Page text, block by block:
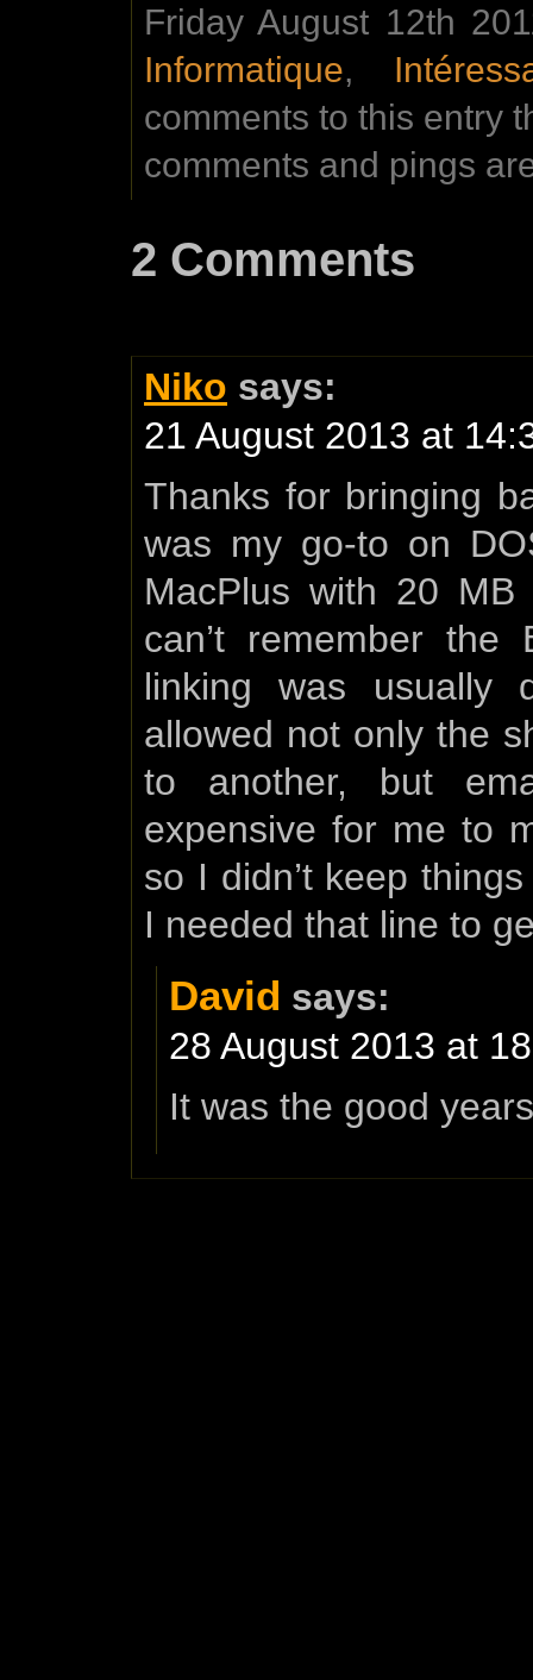
Friday August 12th
Informatique,
comments to this entry
comments and pings
2 Comments
Niko says:
21 August 2013 at
Thanks for bringing
was my go-to on
MacPlus with 20
can’t remember
linking was usually
allowed not only the
to another, but
expensive for me to
so I didn’t keep
I needed that line to
David says:
28 August 2013 at
It was the good